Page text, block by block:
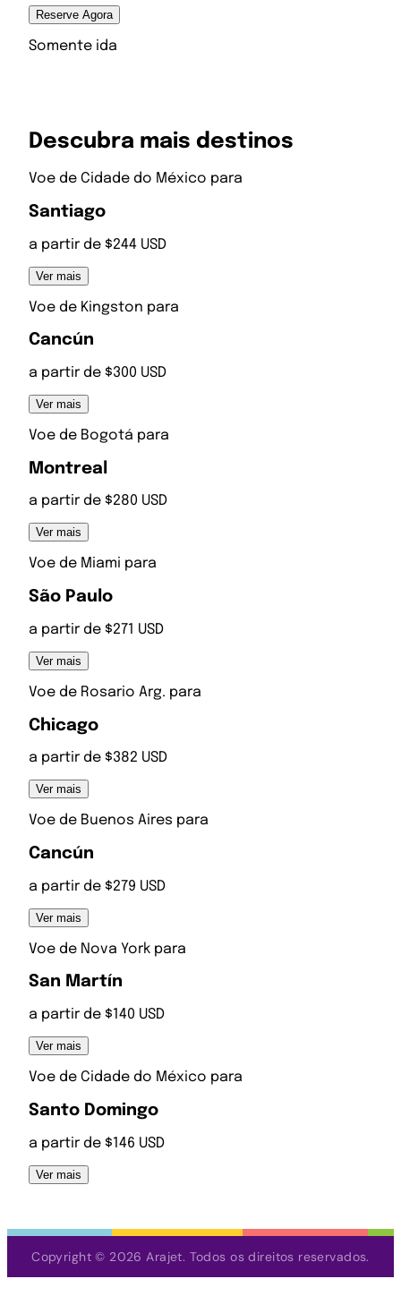
Reserve Agora
Somente ida
Descubra mais destinos
Voe de Cidade do México para
Santiago
a partir de $244 USD
Ver mais
Voe de Kingston para
Cancún
a partir de $300 USD
Ver mais
Voe de Bogotá para
Montreal
a partir de $280 USD
Ver mais
Voe de Miami para
São Paulo
a partir de $271 USD
Ver mais
Voe de Rosario Arg. para
Chicago
a partir de $382 USD
Ver mais
Voe de Buenos Aires para
Cancún
a partir de $279 USD
Ver mais
Voe de Nova York para
San Martín
a partir de $140 USD
Ver mais
Voe de Cidade do México para
Santo Domingo
a partir de $146 USD
Ver mais
Copyright © 2026 Arajet. Todos os direitos reservados.